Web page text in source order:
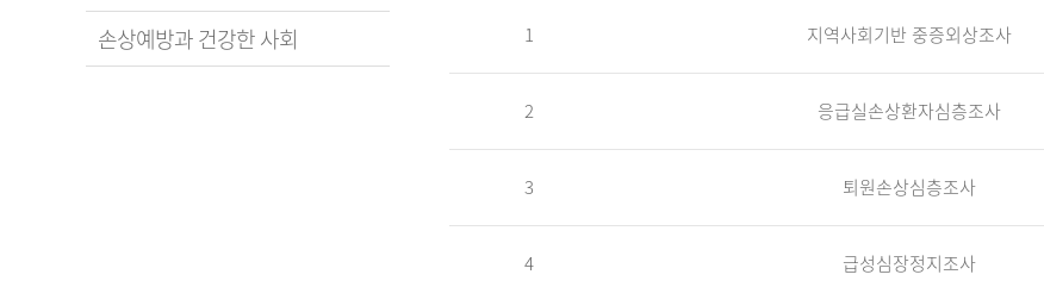
손상예방과 건강한 사회
자
청
1 지역사회기반 중증외상조사
2 응급실손상환자심층조사
3 퇴원손상심층조사
4 급성심장정지조사